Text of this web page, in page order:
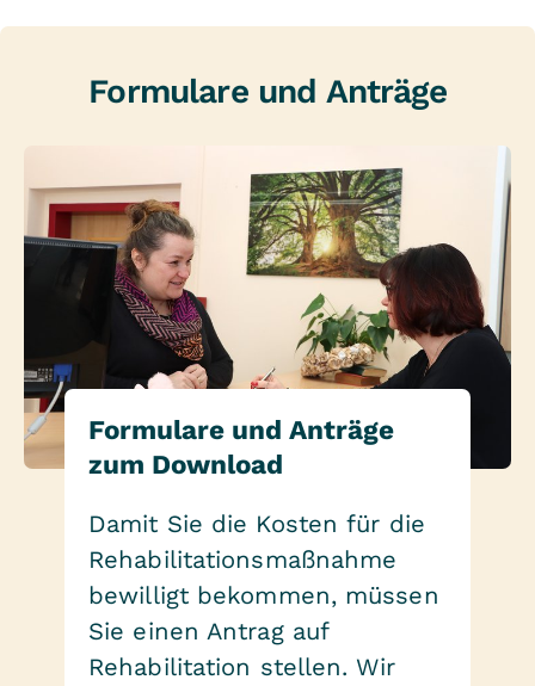
Formulare und Anträge
Formulare und Anträge
zum Download
Damit Sie die Kosten für die
Rehabilitationsmaßnahme
bewilligt bekommen, müssen
Sie einen Antrag auf
Rehabilitation stellen. Wir